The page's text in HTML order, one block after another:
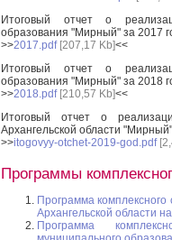
Итоговый отчет о
образования "Мирный" за 2017
>>2017.pdf[207,17 Kb]<<
Итоговый отчет о
образования "Мирный" за 2018
>>2018.pdf[210,57 Kb]<<
Итоговый отчет о
Архангельской области
>>itogovyy-otchet-2019-god.pdf
Программы
Программа
Архангельской области
Программа